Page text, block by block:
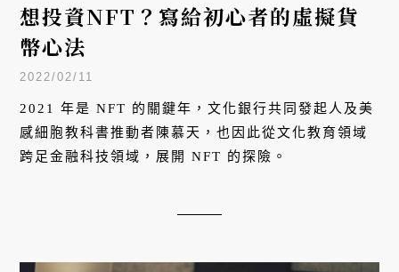
想投資NFT？寫給初心者的虛擬貨
幣心法
2022/02/11
2021 年是 NFT 的關鍵年，文化銀行共同發起人及美
感細胞教科書推動者陳慕天，也因此從文化教育領域
跨足金融科技領域，展開 NFT 的探險。